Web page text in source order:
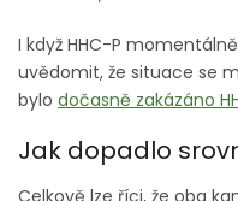
I když HHC-P
uvědomit, že situace se
bylo dočasně zakázáno
Jak dopadlo